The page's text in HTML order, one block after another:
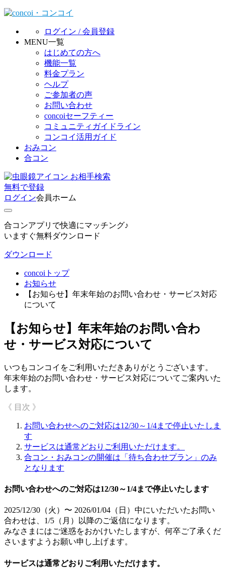
ログイン / 会員登録
MENU一覧
はじめての方へ
機能一覧
料金プラン
ヘルプ
ご参加者の声
お問い合わせ
concoiセーフティー
コミュニティガイドライン
コンコイ活用ガイド
おみコン
合コン
お相手検索
無料で登録
ログイン会員ホーム
合コンアプリで快適にマッチング♪
いますぐ無料ダウンロード
ダウンロード
concoiトップ
お知らせ
【お知らせ】年末年始のお問い合わせ・サービス対応
について
【お知らせ】年末年始のお問い合わ
せ・サービス対応について
いつもコンコイをご利用いただきありがとうございます。
年末年始のお問い合わせ・サービス対応についてご案内いた
します。
《 目次 》
お問い合わせへのご対応は12/30～1/4まで停止いたしま
す
サービスは通常どおりご利用いただけます。
合コン・おみコンの開催は「待ち合わせプラン」のみ
となります
お問い合わせへのご対応は12/30～1/4まで停止いたします
2025/12/30（火）〜 2026/01/04（日）中にいただいたお問い
合わせは、1/5（月）以降のご返信になります。
みなさまにはご迷惑をおかけいたしますが、何卒ご了承くだ
さいますようお願い申し上げます。
サービスは通常どおりご利用いただけます。